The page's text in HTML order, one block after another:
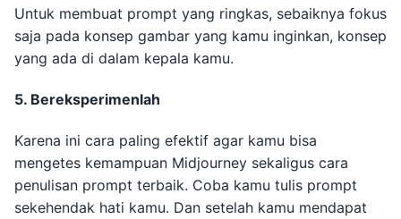
Untuk membuat prompt yang ringkas, sebaiknya fokus
saja pada konsep gambar yang kamu inginkan, konsep
yang ada di dalam kepala kamu.
5. Bereksperimenlah
Karena ini cara paling efektif agar kamu bisa
mengetes kemampuan Midjourney sekaligus cara
penulisan prompt terbaik. Coba kamu tulis prompt
sekehendak hati kamu. Dan setelah kamu mendapat